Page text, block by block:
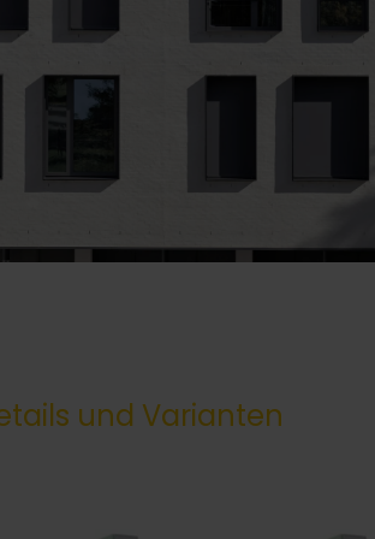
und Varianten